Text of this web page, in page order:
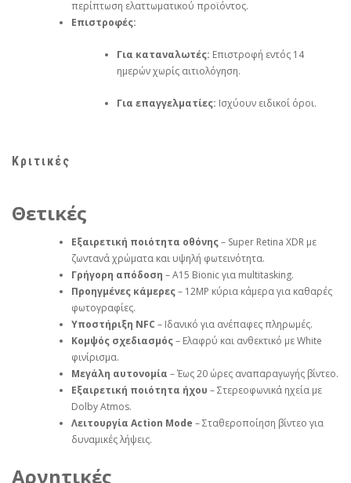
περίπτωση ελαττωματικού προϊόντος.
Επιστροφές:
Για καταναλωτές: Επιστροφή εντός 14
ημερών χωρίς αιτιολόγηση.
Για επαγγελματίες: Ισχύουν ειδικοί όροι.
Κριτικές
Θετικές
Εξαιρετική ποιότητα οθόνης– Super Retina XDR με
ζωντανά χρώματα και υψηλή φωτεινότητα.
Γρήγορη απόδοση – A15 Bionic για multitasking.
Προηγμένες κάμερες– 12MP κύρια κάμερα για καθαρές
φωτογραφίες.
Υποστήριξη NFC – Ιδανικό για ανέπαφες πληρωμές.
Κομψός σχεδιασμός– Ελαφρύ και ανθεκτικό με White
φινίρισμα.
Μεγάλη αυτονομία – Έως 20 ώρες αναπαραγωγής βίντεο.
Εξαιρετική ποιότητα ήχου – Στερεοφωνικά ηχεία με
Dolby Atmos.
Λειτουργία Action Mode – Σταθεροποίηση βίντεο για
δυναμικές λήψεις.
Αρνητικές